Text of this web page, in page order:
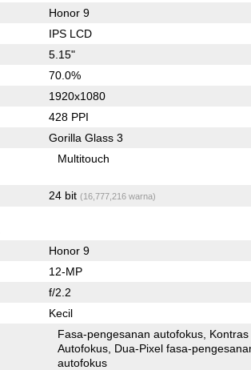
Honor 9
IPS LCD
5.15"
70.0%
1920x1080
428 PPI
Gorilla Glass 3
Multitouch
24 bit (16,777,216 warna)
Honor 9
12-MP
f/2.2
Kecil
Fasa-pengesanan autofokus Kontras
Autofokus Dua-Pixel fasa-pengesanan
autofokus